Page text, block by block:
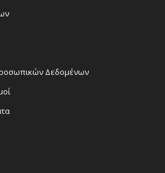
Δεδομένων